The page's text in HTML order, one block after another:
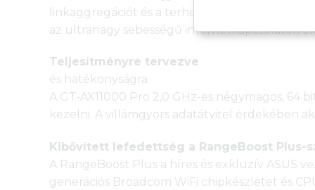
linkaggregációt és a terheléselosztást is, így
az ultranagy sebességű internetkapcsolatok
Teljesítményre tervezve
és hatékonyságra
A GT-AX11000 Pro 2,0 GHz-es négymagos,
kezelni. A villámgyors adatátvitel érdekében
Kibővített lefedettség a RangeBoost Plus-
A RangeBoost Plus a híres és exkluzív ASUS
generációs Broadcom WiFi chipkészletet és